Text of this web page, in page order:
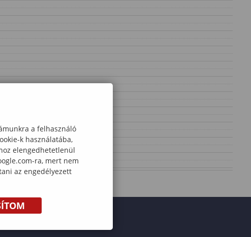
a felhasználó
k használatába,
elengedhetetlenül
ra, mert nem
az engedélyezett